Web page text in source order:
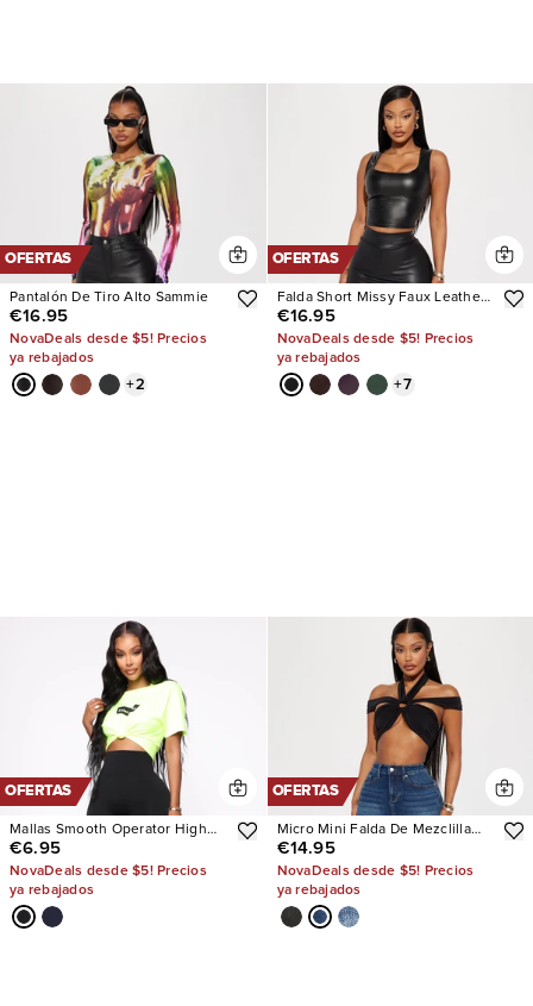
OFERTAS
Pantalón De Tiro Alto Sammie
€16.95
NovaDeals desde $5! Precios
ya rebajados
+2
OFERTAS
Falda Short Missy Faux Leather
Mini
€16.95
NovaDeals desde $5! Precios
ya rebajados
+7
OFERTAS
Mallas Smooth Operator High
Rise
€6.95
NovaDeals desde $5! Precios
ya rebajados
OFERTAS
Micro Mini Falda De Mezclilla
The OG
€14.95
NovaDeals desde $5! Precios
ya rebajados